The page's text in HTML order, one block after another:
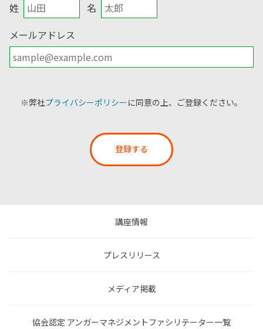
姓
名
メールアドレス
※弊社プライバシーポリシーに同意の上、ご登録ください。
登録する
講座情報
プレスリリース
メディア掲載
協会認定 アンガーマネジメントファシリテーター一覧